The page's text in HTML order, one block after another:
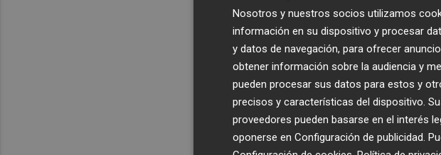
Nosotros y nuestros socios utilizamos
información en su dispositivo y procesar
y datos de navegación, para ofrecer
obtener información sobre la audiencia y
pueden procesar sus datos para estos y
precisos y características del dispositivo.
proveedores pueden basarse en el interés
oponerse en Configuración de publicidad .